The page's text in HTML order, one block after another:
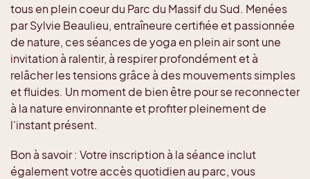
tous en plein coeur du Parc du Massif du Sud. Menées
par Sylvie Beaulieu, entraîneure certifiée et passionnée
de nature, ces séances de yoga en plein air sont une
invitation à ralentir, à respirer profondément et à
relâcher les tensions grâce à des mouvements simples
et fluides. Un moment de bien être pour se reconnecter
à la nature environnante et profiter pleinement de
l'instant présent.
Bon à savoir : Votre inscription à la séance inclut
également votre accès quotidien au parc, vous